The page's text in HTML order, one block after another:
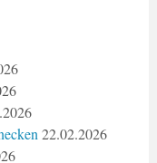
22.02.2026